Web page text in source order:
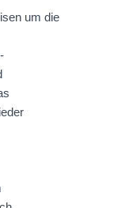
um die